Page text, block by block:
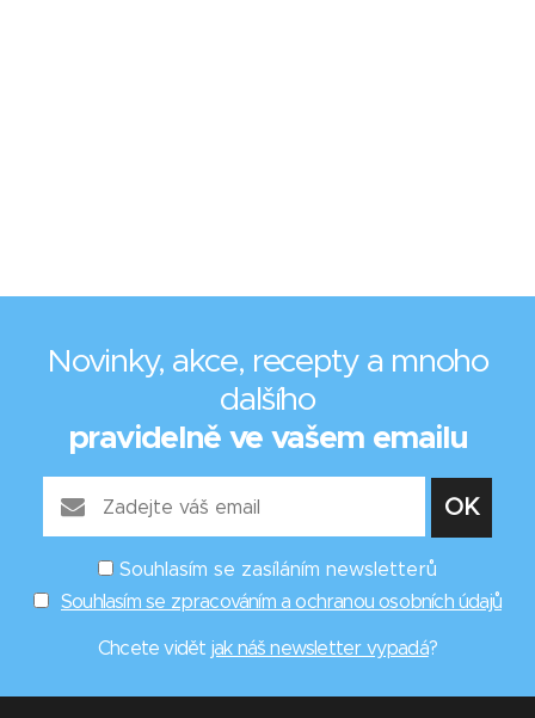
Novinky, akce, recepty a mnoho
dalšího
pravidelně ve vašem emailu
Souhlasím se zasíláním newsletterů
Souhlasím se zpracováním a ochranou osobních údajů
Chcete vidět jak náš newsletter vypadá?